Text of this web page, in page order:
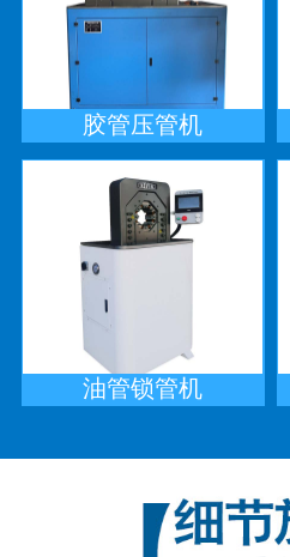
胶管压管机
油管锁管机